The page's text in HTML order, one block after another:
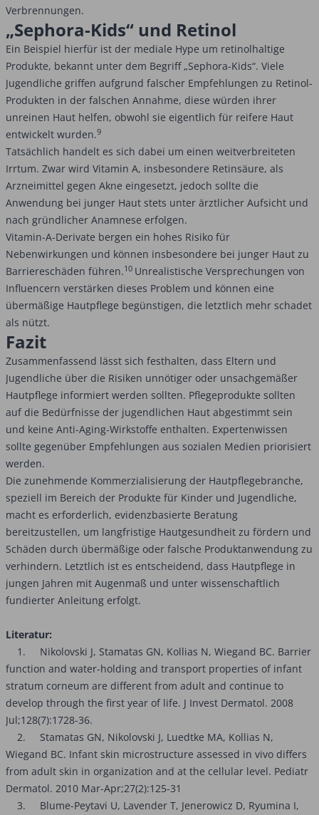
Verbrennungen.
„Sephora-Kids“ und Retinol
Ein Beispiel hierfür ist der mediale Hype um retinolhaltige
Produkte, bekannt unter dem Begriff „Sephora-Kids“. Viele
Jugendliche griffen aufgrund falscher Empfehlungen zu Retinol-
Produkten in der falschen Annahme, diese würden ihrer
unreinen Haut helfen, obwohl sie eigentlich für reifere Haut
entwickelt wurden.9
Tatsächlich handelt es sich dabei um einen weitverbreiteten
Irrtum. Zwar wird Vitamin A, insbesondere Retinsäure, als
Arzneimittel gegen Akne eingesetzt, jedoch sollte die
Anwendung bei junger Haut stets unter ärztlicher Aufsicht und
nach gründlicher Anamnese erfolgen.
Vitamin-A-Derivate bergen ein hohes Risiko für
Nebenwirkungen und können insbesondere bei junger Haut zu
Barriereschäden führen.10 Unrealistische Versprechungen von
Influencern verstärken dieses Problem und können eine
übermäßige Hautpflege begünstigen, die letztlich mehr schadet
als nützt.
Fazit
Zusammenfassend lässt sich festhalten, dass Eltern und
Jugendliche über die Risiken unnötiger oder unsachgemäßer
Hautpflege informiert werden sollten. Pflegeprodukte sollten
auf die Bedürfnisse der jugendlichen Haut abgestimmt sein
und keine Anti-Aging-Wirkstoffe enthalten. Expertenwissen
sollte gegenüber Empfehlungen aus sozialen Medien priorisiert
werden.
Die zunehmende Kommerzialisierung der Hautpflegebranche,
speziell im Bereich der Produkte für Kinder und Jugendliche,
macht es erforderlich, evidenzbasierte Beratung
bereitzustellen, um langfristige Hautgesundheit zu fördern und
Schäden durch übermäßige oder falsche Produktanwendung zu
verhindern. Letztlich ist es entscheidend, dass Hautpflege in
jungen Jahren mit Augenmaß und unter wissenschaftlich
fundierter Anleitung erfolgt.
Literatur:
1. Nikolovski J, Stamatas GN, Kollias N, Wiegand BC. Barrier
function and water-holding and transport properties of infant
stratum corneum are different from adult and continue to
develop through the first year of life. J Invest Dermatol. 2008
Jul;128(7):1728-36.
2. Stamatas GN, Nikolovski J, Luedtke MA, Kollias N,
Wiegand BC. Infant skin microstructure assessed in vivo differs
from adult skin in organization and at the cellular level. Pediatr
Dermatol. 2010 Mar-Apr;27(2):125-31
3. Blume-Peytavi U, Lavender T, Jenerowicz D, Ryumina I,